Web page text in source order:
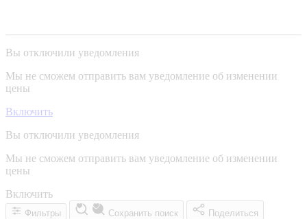
Вы отключили уведомления
Мы не сможем отправить вам уведомление об изменении
цены
Включить
Вы отключили уведомления
Мы не сможем отправить вам уведомление об изменении
цены
Включить
Фильтры Сохранить поиск Поделиться